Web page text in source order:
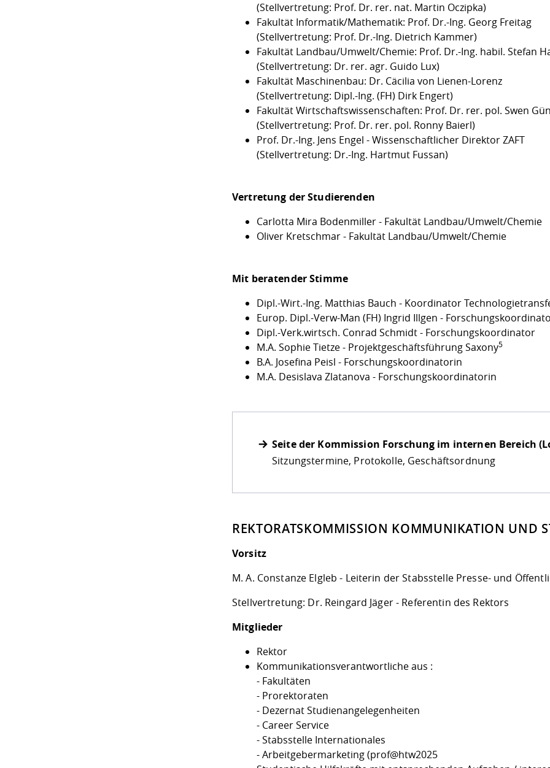
(Stellvertretung: Prof. Dr. rer. nat. Martin Oczipka)
Fakultät Informatik/Mathematik: Prof. Dr.-Ing. Georg Freitag
(Stellvertretung: Prof. Dr.-Ing. Dietrich Kammer)
Fakultät Landbau/Umwelt/Chemie: Prof. Dr.-Ing. habil. Stefan
(Stellvertretung: Dr. rer. agr. Guido Lux)
Fakultät Maschinenbau: Dr. Cäcilia von Lienen-Lorenz
(Stellvertretung: Dipl.-Ing. (FH) Dirk Engert)
Fakultät Wirtschaftswissenschaften: Prof. Dr. rer. pol. Swen
(Stellvertretung: Prof. Dr. rer. pol. Ronny Baierl)
Prof. Dr.-Ing. Jens Engel - Wissenschaftlicher Direktor ZAFT
(Stellvertretung: Dr.-Ing. Hartmut Fussan)
Vertretung der Studierenden
Carlotta Mira Bodenmiller - Fakultät Landbau/Umwelt/Chemie
Oliver Kretschmar - Fakultät Landbau/Umwelt/Chemie
Mit beratender Stimme
Dipl.-Wirt.-Ing. Matthias Bauch - Koordinator
Europ. Dipl.-Verw-Man (FH) Ingrid Illgen -
Dipl.-Verk.wirtsch. Conrad Schmidt - Forschungskoordinator
M.A. Sophie Tietze - Projektgeschäftsführung Saxony5
B.A. Josefina Peisl - Forschungskoordinatorin
M.A. Desislava Zlatanova - Forschungskoordinatorin
Seite der Kommission Forschung im internen Bereich
Sitzungstermine, Protokolle, Geschäftsordnung
REKTORATSKOMMISSION KOMMUNIKATION UND
Vorsitz
M. A. Constanze Elgleb - Leiterin der Stabsstelle Presse- und
Stellvertretung: Dr. Reingard Jäger - Referentin des Rektors
Mitglieder
Rektor
Kommunikationsverantwortliche aus :
- Fakultäten
- Prorektoraten
- Dezernat Studienangelegenheiten
- Career Service
- Stabsstelle Internationales
- Arbeitgebermarketing (prof@htw2025